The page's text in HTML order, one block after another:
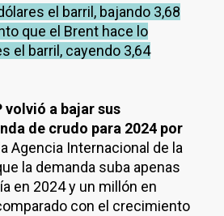
el barril, bajando 3,68
que el Brent hace lo
el barril, cayendo 3,64
volvió a bajar sus
de crudo para 2024 por
Agencia Internacional de la
la demanda suba apenas
en 2024 y un millón en
con el crecimiento